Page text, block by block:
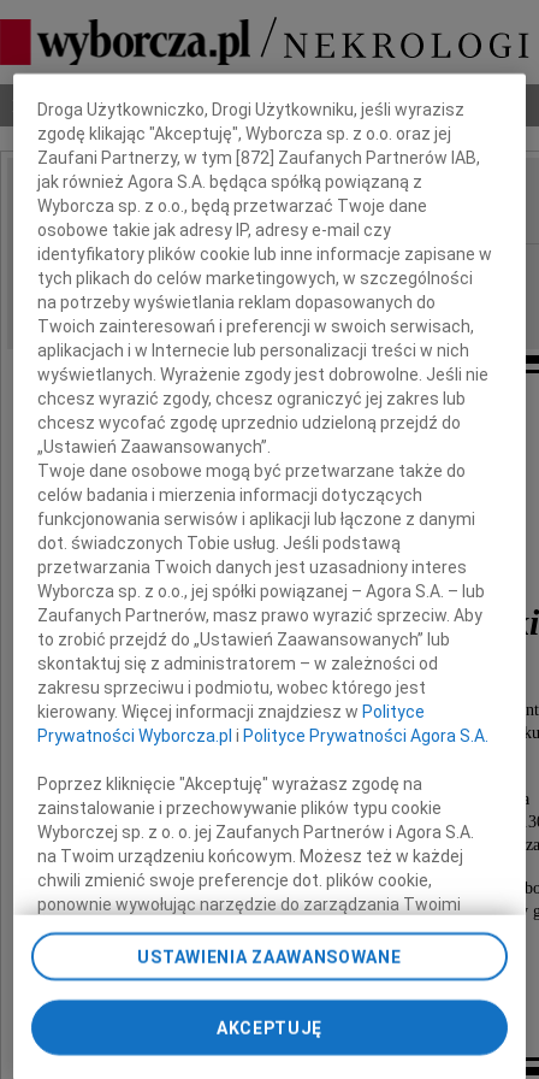
Nekrologi Odeszli Poradnik pogrzebowy
IMIĘ I NAZWISKO: Władysław Macharski
REGION: Kraków
DATA EMISJI: 12.06.2010
Jezu, ufam Tobie.
Władysław Macharski
adwokat, profes Zakonu Maltańskiego,
po ciężkiej chorobie, umocniony świętymi
zmarł w wieku 85 lat dnia 10 czerwca 2010 roku
Msza święta pogrzebowa zostanie odprawiona
we wtorek 15 czerwca 2010 roku o godzinie
w kościele św. Szczepana przy ulicy
Odprowadzenie Ciała Zmarłego do rodzinnego
na Cmentarzu Rakowickim o godzinie 13.30 od bramy
Brat, dzieci, wnuki, prawnuki i rodzina
Zamiast kwiatów możliwość złożenia ofiary
na Hospicjum św. Łazarza w Krakowie.
Dbamy o Twoją prywatność
Droga Użytkowniczko, Drogi Użytkowniku, jeśli wyrazisz
zgodę klikając "Akceptuję", Wyborcza sp. z o.o. oraz jej
Zaufani Partnerzy, w tym [872 ] Zaufanych Partnerów IAB,
jak również Agora S.A. będąca spółką powiązaną z
Wyborcza sp. z o.o., będą przetwarzać Twoje dane
osobowe takie jak adresy IP, adresy e-mail czy
identyfikatory plików cookie lub inne informacje zapisane w
tych plikach do celów marketingowych, w szczególności
na potrzeby wyświetlania reklam dopasowanych do
Twoich zainteresowań i preferencji w swoich serwisach,
aplikacjach i w Internecie lub personalizacji treści w nich
wyświetlanych. Wyrażenie zgody jest dobrowolne. Jeśli nie
chcesz wyrazić zgody, chcesz ograniczyć jej zakres lub
chcesz wycofać zgodę uprzednio udzieloną przejdź do
„Ustawień Zaawansowanych”.
Twoje dane osobowe mogą być przetwarzane także do
celów badania i mierzenia informacji dotyczących
funkcjonowania serwisów i aplikacji lub łączone z danymi
dot. świadczonych Tobie usług. Jeśli podstawą
przetwarzania Twoich danych jest uzasadniony interes
Wyborcza sp. z o.o., jej spółki powiązanej – Agora S.A. – lub
Zaufanych Partnerów, masz prawo wyrazić sprzeciw. Aby
to zrobić przejdź do „Ustawień Zaawansowanych” lub
skontaktuj się z administratorem – w zależności od
zakresu sprzeciwu i podmiotu, wobec którego jest
kierowany. Więcej informacji znajdziesz w Polityce
Prywatności Wyborcza.pl i Polityce Prywatności Agora S.A.
Poprzez kliknięcie "Akceptuję" wyrażasz zgodę na
zainstalowanie i przechowywanie plików typu cookie
Wyborczej sp. z o. o. jej Zaufanych Partnerów i Agora S.A.
na Twoim urządzeniu końcowym. Możesz też w każdej
chwili zmienić swoje preferencje dot. plików cookie,
ponownie wywołując narzędzie do zarządzania Twoimi
preferencjami dot. przetwarzania danych poprzez
odnośnik „Ustawienia prywatności” w stopce serwisu i
przechodząc do sekcji „Ustawienia zaawansowane”.
Zmiana ustawień plików cookie możliwa jest także za
pomocą ustawień przeglądarki.
USTAWIENIA ZAAWANSOWANE
AKCEPTUJĘ